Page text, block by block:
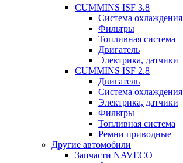
CUMMINS ISF 3.8
Система охлаждения
Фильтры
Топливная система
Двигатель
Электрика, датчики
CUMMINS ISF 2.8
Двигатель
Система охлаждения
Электрика, датчики
Фильтры
Топливная система
Ремни приводные
Другие автомобили
Запчасти NAVECO